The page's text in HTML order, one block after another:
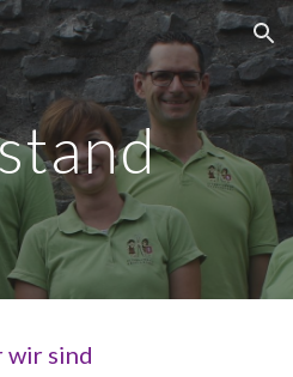
Skip to navigation
wir sind